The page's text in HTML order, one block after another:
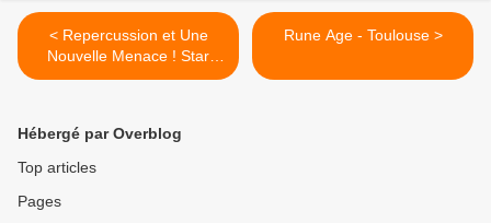
< Repercussion et Une
Nouvelle Menace ! Star
Wars : Imperial Assault
Rune Age - Toulouse >
Hébergé par Overblog
Top articles
Pages